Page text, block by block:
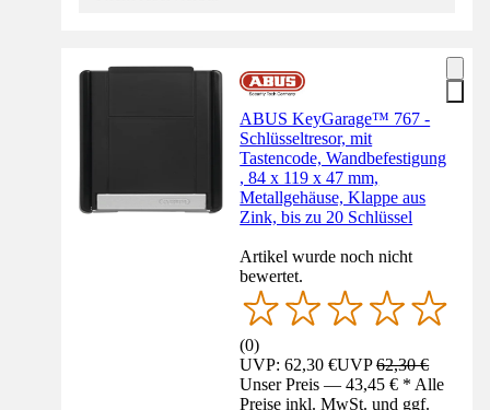
ABUS KeyGarage™ 767 -
Schlüsseltresor, mit
Tastencode, Wandbefestigung
, 84 x 119 x 47 mm,
Metallgehäuse, Klappe aus
Zink, bis zu 20 Schlüssel
Artikel wurde noch nicht
bewertet.
(0)
UVP: 62,30 €UVP62,30 €
Unser Preis — 43,45 € * Alle
Preise inkl. MwSt. und ggf.